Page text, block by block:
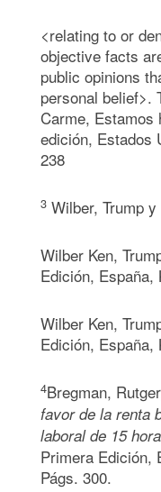
<relating to or
objective facts
public opinions
personal belief>.
Carme, Estamos
edición, Estados
238
3 Wilber, Trump
Wilber Ken,
Edición, España,
Wilber Ken,
Edición, España,
4Bregman,
favor de la renta
laboral de 15
Primera Edición,
Págs. 300.